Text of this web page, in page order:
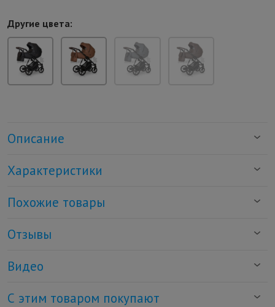
Другие цвета:
Описание
Характеристики
Похожие товары
Отзывы
Видео
С этим товаром покупают